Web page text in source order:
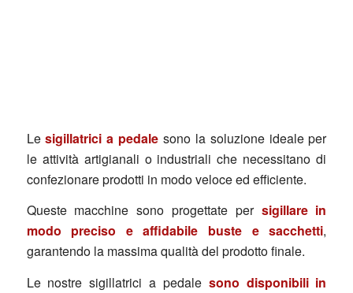
Lesigillatrici a pedale sono la soluzione ideale per
le attività artigianali o industriali che necessitano di
confezionare prodotti in modo veloce ed efficiente.
Queste macchine sono progettate per sigillare in
modo preciso e affidabile buste e sacchetti,
garantendo la massima qualità del prodotto finale.
Le nostre sigillatrici a pedale sono disponibili in